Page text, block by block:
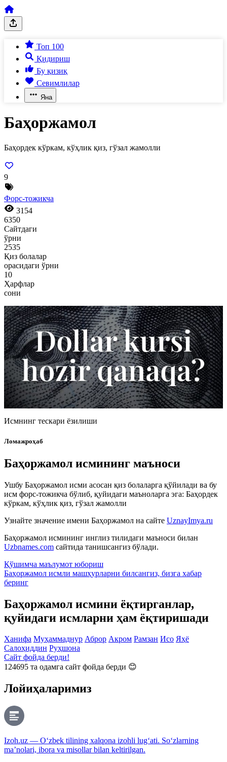
Топ 100
Қидириш
Бу қизиқ
Севимлилар
Яна
Баҳоржамол
Баҳордек кўркам, кўҳлик қиз, гўзал жамолли
9
Форс-тожикча
3154
6350
Сайтдаги
ўрни
2535
Қиз болалар
орасидаги ўрни
10
Ҳарфлар
сони
Исмнинг тескари ёзилиши
Ломажроҳаб
Баҳоржамол исмининг маъноси
Ушбу Баҳоржамол исми асосан қиз болаларга қўйилади ва бу
исм форс-тожикча бўлиб, қуйидаги маъноларга эга: Баҳордек
кўркам, кўҳлик қиз, гўзал жамолли
Узнайте значение имени Баҳоржамол на сайте UznayImya.ru
Баҳоржамол исмининг инглиз тилидаги маъноси билан
Uzbnames.com сайтида танишсангиз бўлади.
Қўшимча маълумот юбориш
Баҳоржамол исмли машҳурларни билсангиз, бизга хабар
беринг
Баҳоржамол исмини ёқтирганлар,
қуйидаги исмларни ҳам ёқтиришади
Ханифа Муҳаммаднур Аброр Акром Рамзан Исо Яҳё
Салоҳиддин Руҳшона
Сайт фойда берди!
124695 та одамга сайт фойда берди 😊
Лойиҳаларимиз
Izoh.uz — O‘zbek tilining xalqona izohli lug‘ati. So‘zlarning
ma’nolari, ibora va misollar bilan keltirilgan.